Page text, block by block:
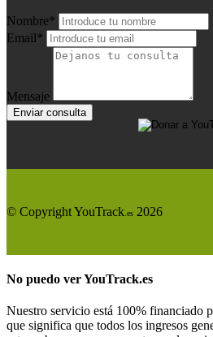
Nombre*
Email*
Mensaje
Enviar consulta
© Copyright YouTrack .es 2026
No puedo verYouTrack.es
Nuestro servicio está 100% financiado
que significa que todos los ingresos